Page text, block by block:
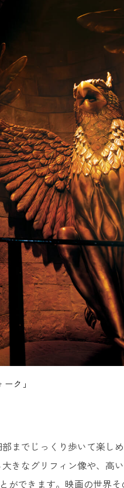
ク」
までじっくり歩いて楽し
きなグリフィン像や、高
ができます。映画の世界